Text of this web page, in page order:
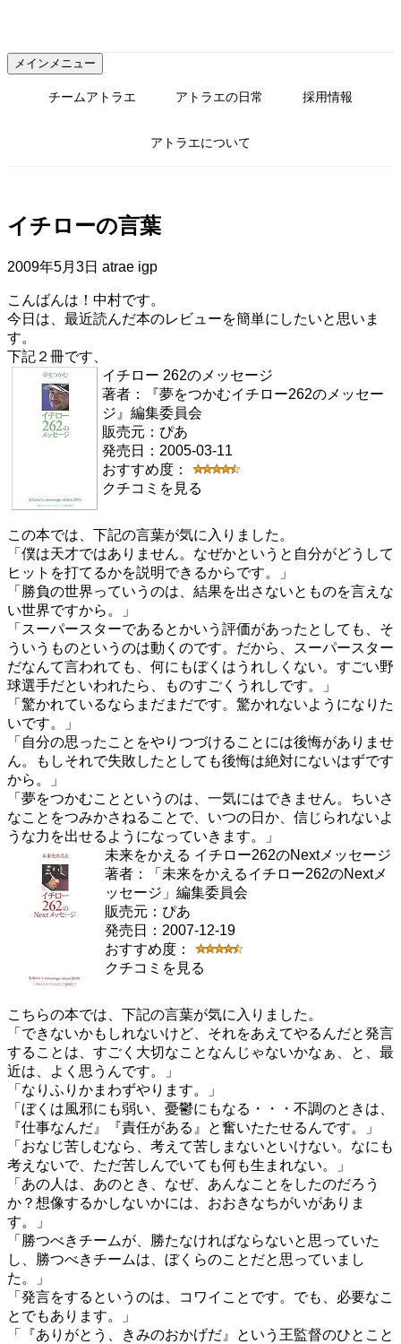
テ
ン
メインメニュー
チームアトラエ アトラエの日常 採用情報
アトラエについて
イチローの言葉
2009年5月3日 atrae igp
こんばんは！中村です。
今日は、最近読んだ本のレビューを簡単にしたいと思いま
す。
下記２冊です、
イチロー 262のメッセージ
著者：『夢をつかむイチロー262のメッセー
ジ』編集委員会
販売元：ぴあ
発売日：2005-03-11
おすすめ度：
クチコミを見る
この本では、下記の言葉が気に入りました。
「僕は天才ではありません。なぜかというと自分がどうして
ヒットを打てるかを説明できるからです。」
「勝負の世界っていうのは、結果を出さないとものを言えな
い世界ですから。」
「スーパースターであるとかいう評価があったとしても、そ
ういうものというのは動くのです。だから、スーパースター
だなんて言われても、何にもぼくはうれしくない。すごい野
球選手だといわれたら、ものすごくうれしです。」
「驚かれているならまだまだです。驚かれないようになりた
いです。」
「自分の思ったことをやりつづけることには後悔がありませ
ん。もしそれで失敗したとしても後悔は絶対にないはずです
から。」
「夢をつかむことというのは、一気にはできません。ちいさ
なことをつみかさねることで、いつの日か、信じられないよ
うな力を出せるようになっていきます。」
未来をかえる イチロー262のNextメッセージ
著者：「未来をかえるイチロー262のNextメ
ッセージ」編集委員会
販売元：ぴあ
発売日：2007-12-19
おすすめ度：
クチコミを見る
こちらの本では、下記の言葉が気に入りました。
「できないかもしれないけど、それをあえてやるんだと発言
することは、すごく大切なことなんじゃないかなぁ、と、最
近は、よく思うんです。」
「なりふりかまわずやります。」
「ぼくは風邪にも弱い、憂鬱にもなる・・・不調のときは、
『仕事なんだ』『責任がある』と奮いたたせるんです。」
「おなじ苦しむなら、考えて苦しまないといけない。なにも
考えないで、ただ苦しんでいても何も生まれない。」
「あの人は、あのとき、なぜ、あんなことをしたのだろう
か？想像するかしないかには、おおきなちがいがありま
す。」
「勝つべきチームが、勝たなければならないと思っていた
し、勝つべきチームは、ぼくらのことだと思っていまし
た。」
「発言をするというのは、コワイことです。でも、必要なこ
とでもあります。」
「『ありがとう、きみのおかげだ』という王監督のひとこと